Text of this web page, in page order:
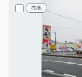
売地